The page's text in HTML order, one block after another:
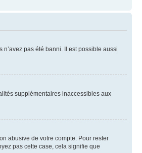
pas été banni. Il est possible aussi
supplémentaires inaccessibles aux
abusive de votre compte. Pour rester
pas cette case, cela signifie que